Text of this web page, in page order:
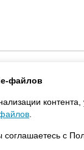
Статьи
файлов
с